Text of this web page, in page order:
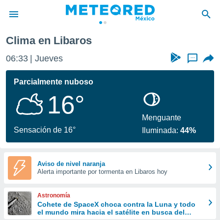
de
ha sido
que se
calidad.
a este
las
y
forma
digital
basada
Clima en Libaros
06:33 Jueves ...
Parcialmente nuboso
16°
Sensación de 16°
Menguante
Iluminada:44%
Aviso de nivel naranja
Alerta importante por tormenta en Libaros hoy
Astronomía
Cohete de SpaceX choca contra la Luna y todo
el mundo mira hacia el satélite en busca del